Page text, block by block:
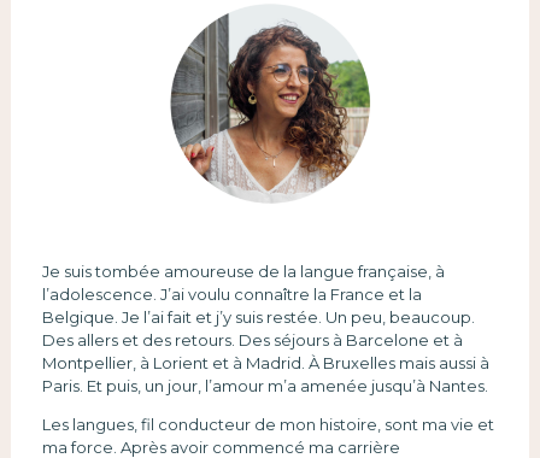
Je suis tombée amoureuse de la langue française, à
l’adolescence. J’ai voulu connaître la France et la
Belgique. Je l’ai fait et j’y suis restée. Un peu, beaucoup.
Des allers et des retours. Des séjours à Barcelone et à
Montpellier, à Lorient et à Madrid. À Bruxelles mais aussi à
Paris. Et puis, un jour, l’amour m’a amenée jusqu’à Nantes.
Les langues, fil conducteur de mon histoire, sont ma vie et
ma force. Après avoir commencé ma carrière